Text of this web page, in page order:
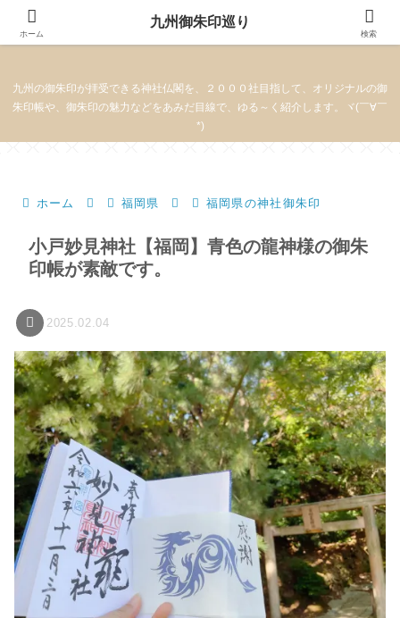
九州御朱印巡り
九州の御朱印が拝受できる神社仏閣を、２０００社目指して、オリジナルの御
朱印帳や、御朱印の魅力などをあみだ目線で、ゆる～く紹介します。ヾ(￣∀￣
*)
ホーム 福岡県 福岡県の神社御朱印
小戸妙見神社【福岡】青色の龍神様の御朱
印帳が素敵です。
2025.02.04
ホーム
九州御朱印巡り
検索